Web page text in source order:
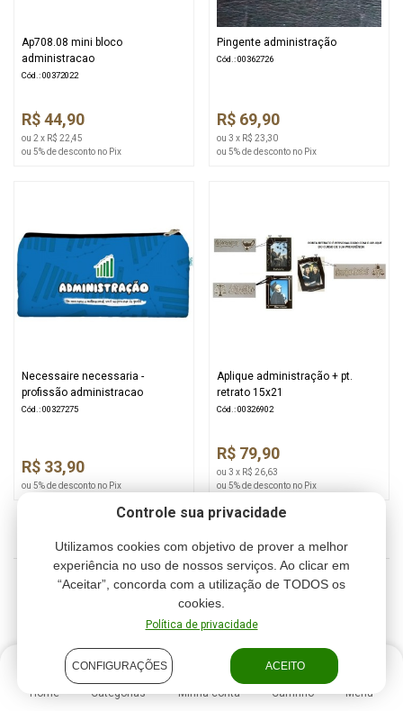
Controle sua privacidade
Utilizamos cookies com objetivo de prover a melhor
experiência no uso de nossos serviços. Ao clicar em
“Aceitar”, concorda com a utilização de TODOS os
cookies.
Política de privacidade
CONFIGURAÇÕES ACEITO
Home Categorias Minha conta Carrinho Menu
Ap708.08 mini bloco
administracao
Cód.: 00372022
R$ 44,90
ou 2 x R$ 22,45
ou 5% de desconto no Pix
Pingente administração
Cód.: 00362726
R$ 69,90
ou 3 x R$ 23,30
ou 5% de desconto no Pix
Necessaire necessaria -
profissão administracao
Cód.: 00327275
R$ 33,90
ou 5% de desconto no Pix
Aplique administração + pt.
retrato 15x21
Cód.: 00326902
R$ 79,90
ou 3 x R$ 26,63
ou 5% de desconto no Pix
1 2